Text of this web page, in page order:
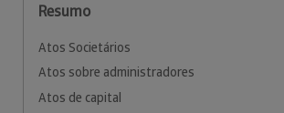
Resumo
Atos Societários
Atos sobre administradores
Atos de capital